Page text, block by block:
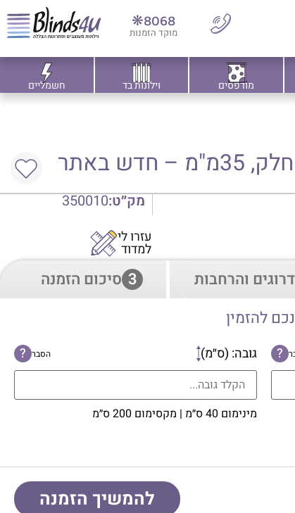
8068❋
מוקד הזמנות
מודפסים וילונות בד חשמליים
באתר
מק״ט:350010
עזרו לי
למדוד
והרחבות 3 סיכום הזמנה
להזמין
? גובה: (ס״מ) הסבר ?
מינימום 40 ס״מ | מקסימום 200 ס״מ
להמשיך הזמנה